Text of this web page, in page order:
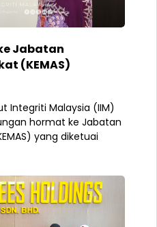
Jabatan
(KEMAS)
Integriti Malaysia (IIM)
hormat ke Jabatan
yang diketuai